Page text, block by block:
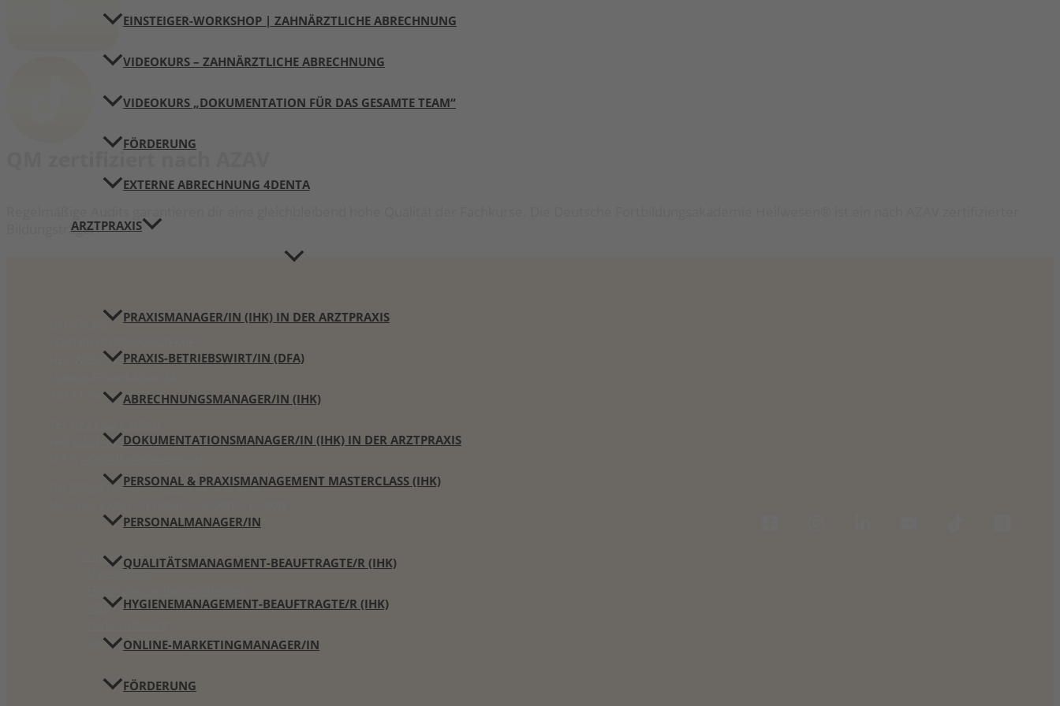
EINSTEIGER-WORKSHOP | ZAHNÄRZTLICHE ABRECHNUNG
VIDEOKURS – ZAHNÄRZTLICHE ABRECHNUNG
VIDEOKURS „DOKUMENTATION FÜR DAS GESAMTE TEAM“
FÖRDERUNG
EXTERNE ABRECHNUNG 4DENTA
ARZTPRAXIS
PRAXISMANAGER/IN (IHK) IN DER ARZTPRAXIS
PRAXIS-BETRIEBSWIRT/IN (DFA)
ABRECHNUNGSMANAGER/IN (IHK)
DOKUMENTATIONSMANAGER/IN (IHK) IN DER ARZTPRAXIS
PERSONAL & PRAXISMANAGEMENT MASTERCLASS (IHK)
PERSONALMANAGER/IN
QUALITÄTSMANAGMENT-BEAUFTRAGTE/R (IHK)​
HYGIENEMANAGEMENT-BEAUFTRAGTE/R (IHK)
ONLINE-MARKETINGMANAGER/IN
FÖRDERUNG
QM zertifiziert nach AZAV
Bildungsträger.
HEILWESEN®
76131 Karlsruhe
0721-627 100 20
DU ERREICHST UNS TELEFONISCH VON
Impressum
Datenschutz
AGB
Cookie-Einstellungen